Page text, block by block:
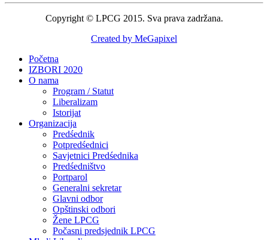
Copyright © LPCG 2015. Sva prava zadržana.
Created by MeGapixel
Početna
IZBORI 2020
O nama
Program / Statut
Liberalizam
Istorijat
Organizacija
Predśednik
Potpredśednici
Savjetnici Predśednika
Predśedništvo
Portparol
Generalni sekretar
Glavni odbor
Opštinski odbori
Žene LPCG
Počasni predsjednik LPCG